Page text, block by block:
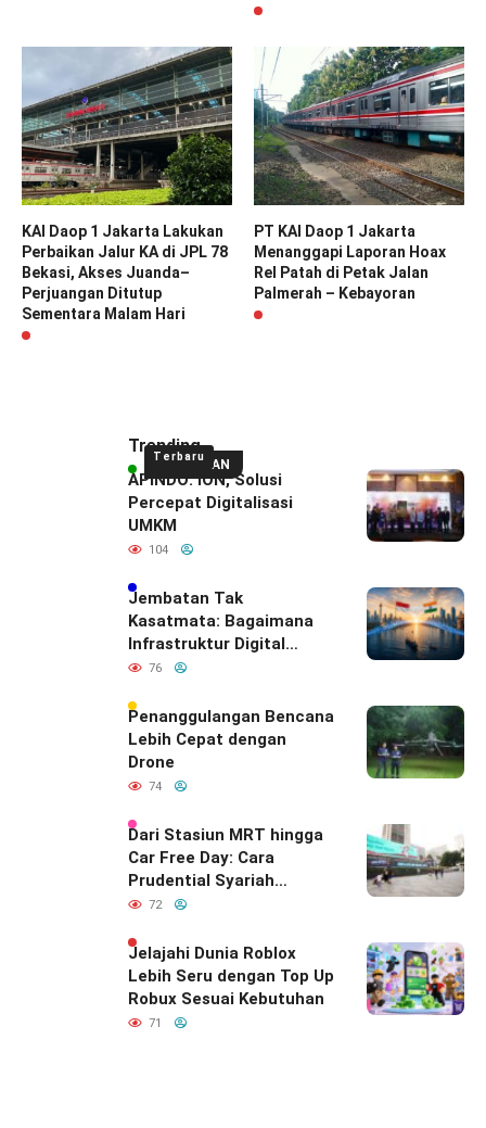
KAI Daop 1 Jakarta Lakukan
Perbaikan Jalur KA di JPL 78
Bekasi, Akses Juanda–
Perjuangan Ditutup
Sementara Malam Hari
PT KAI Daop 1 Jakarta
Menanggapi Laporan Hoax
Rel Patah di Petak Jalan
Palmerah – Kebayoran
UNGGULAN
Terbaru
Trending
APINDO: ION, Solusi
Percepat Digitalisasi
UMKM
104
Jembatan Tak
Kasatmata: Bagaimana
Infrastruktur Digital
Diam-Diam
Hubungan Indonesia–
India
76
Penanggulangan Bencana
Lebih Cepat dengan
Drone
74
Dari Stasiun MRT hingga
Car Free Day: Cara
Prudential Syariah
Merayakan yang Nomor
Indonesia
72
Jelajahi Dunia Roblox
Lebih Seru dengan Top Up
Robux Sesuai Kebutuhan
71